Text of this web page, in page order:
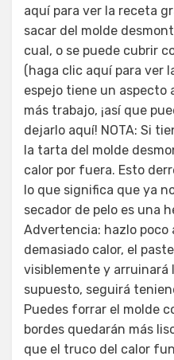
aquí para ver la receta
sacar del molde
cual, o se puede cubrir
(haga clic aquí para ver
espejo tiene un aspecto
más trabajo, ¡así que
dejarlo aquí! NOTA: Si
la tarta del molde
calor por fuera. Esto
lo que significa que ya
secador de pelo es una
Advertencia: hazlo poco
demasiado calor, el
visiblemente y arruinará
supuesto, seguirá
Puedes forrar el molde
bordes quedarán más
que el truco del calor